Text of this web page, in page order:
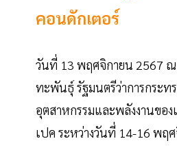
คอนดักเตอร์
วันที่ 13 พฤศจิกายน 2567 ณ
ทะพันธุ์ รัฐมนตรีว่าการกระท
อุตสาหกรรมและพลังงานขอ
เปค ระหว่างวันที่ 14-16 พฤ